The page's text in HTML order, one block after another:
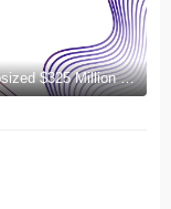
Nektar Therapeutics Announces Pricing of Upsized $325 Million Public Offering